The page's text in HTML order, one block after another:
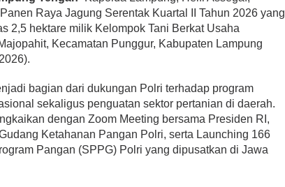
Raya Jagung Serentak Kuartal II Tahun 2026 yang
2,5 hektare milik Kelompok Tani Berkat Usaha
Kecamatan Punggur, Kabupaten Lampung
bagian dari dukungan Polri terhadap program
sekaligus penguatan sektor pertanian di daerah.
dengan Zoom Meeting bersama Presiden RI,
Ketahanan Pangan Polri, serta Launching 166
Pangan (SPPG) Polri yang dipusatkan di Jawa